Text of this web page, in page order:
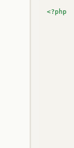
<?php